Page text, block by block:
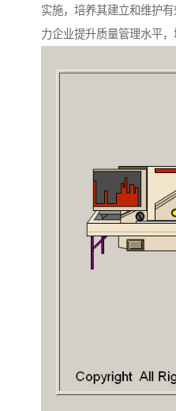
实施，培养其建立和维护
力企业提升质量管理水平，